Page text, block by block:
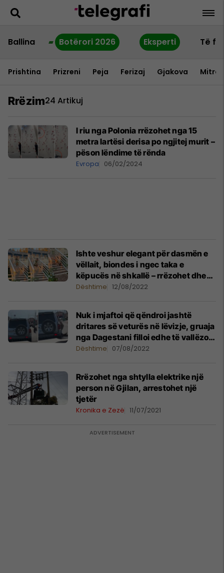
Ballina Botërori 2026 Eksperti Të
Prishtina Prizreni Peja Ferizaj Gjakova
Rrëzim24 Artikuj
I riu nga Polonia rrëzohet nga 15
metra lartësi derisa po ngjitej murit –
pëson lëndime të rënda
Evropa 06/02/2024
Ishte veshur elegant për dasmën e
vëllait, biondes i ngec taka e
këpucës në shkallë – rrëzohet dhe
rrokulliset disa herë
Dështime 12/08/2022
Nuk i mjaftoi që qëndroi jashtë
dritares së veturës në lëvizje, gruaja
nga Dagestani filloi edhe të vallëzojë
– rrëzohet nga mjeti
Dështime 07/08/2022
Rrëzohet nga shtylla elektrike një
person në Gjilan, arrestohet një
tjetër
Kronika e Zezë 11/07/2021